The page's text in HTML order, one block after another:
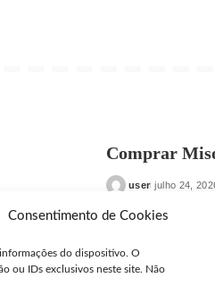
Consentimento de Cookies
do dispositivo. O
ou IDs exclusivos neste site. Não
Comprar
Posted
by
user julho 24,